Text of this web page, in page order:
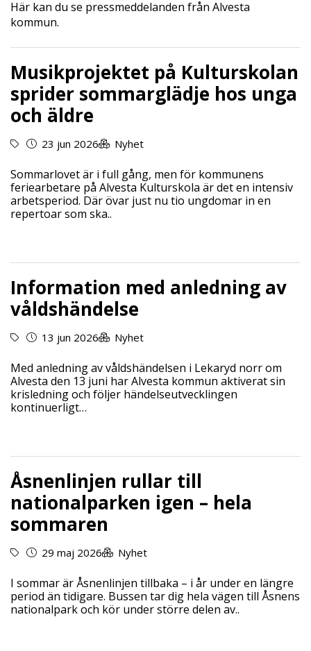
Här kan du se pressmeddelanden från Alvesta
kommun.
Musikprojektet på Kulturskolan
sprider sommarglädje hos unga
och äldre
23 jun 2026 Nyhet
Sommarlovet är i full gång, men för kommunens
feriearbetare på Alvesta Kulturskola är det en intensiv
arbetsperiod. Där övar just nu tio ungdomar in en
repertoar som ska..
Information med anledning av
våldshändelse
13 jun 2026 Nyhet
Med anledning av våldshändelsen i Lekaryd norr om
Alvesta den 13 juni har Alvesta kommun aktiverat sin
krisledning och följer händelseutvecklingen
kontinuerligt…
Åsnenlinjen rullar till
nationalparken igen – hela
sommaren
29 maj 2026 Nyhet
I sommar är Åsnenlinjen tillbaka – i år under en längre
period än tidigare. Bussen tar dig hela vägen till Åsnens
nationalpark och kör under större delen av..